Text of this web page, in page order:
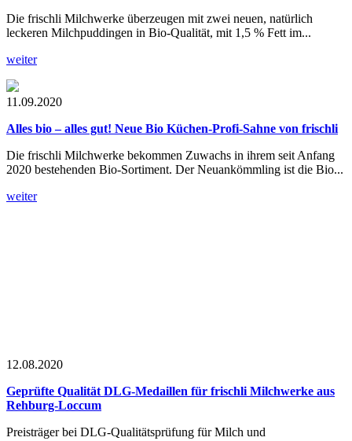
Die frischli Milchwerke überzeugen mit zwei neuen, natürlich
leckeren Milchpuddingen in Bio-Qualität, mit 1,5 % Fett im...
weiter
11.09.2020
Alles bio – alles gut! Neue Bio Küchen-Profi-Sahne von frischli
Die frischli Milchwerke bekommen Zuwachs in ihrem seit Anfang
2020 bestehenden Bio-Sortiment. Der Neuankömmling ist die Bio...
weiter
12.08.2020
Geprüfte Qualität DLG-Medaillen für frischli Milchwerke aus
Rehburg-Loccum
Preisträger bei DLG-Qualitätsprüfung für Milch und